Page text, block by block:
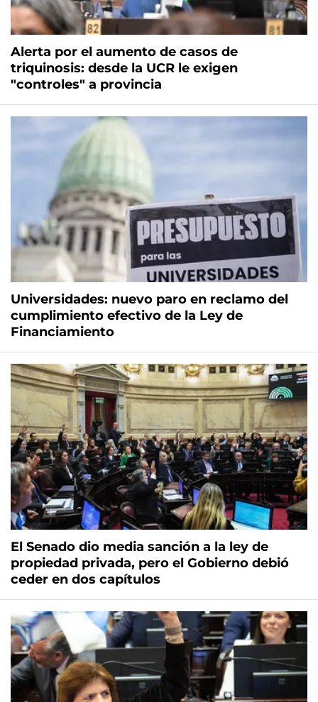
Alerta por el aumento de casos de
triquinosis: desde la UCR le exigen
"controles" a provincia
Universidades: nuevo paro en reclamo del
cumplimiento efectivo de la Ley de
Financiamiento
El Senado dio media sanción a la ley de
propiedad privada, pero el Gobierno debió
ceder en dos capítulos